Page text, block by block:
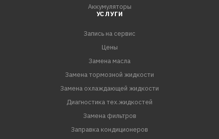
Аккумуляторы
УСЛУГИ
Запись на сервис
Цены
Замена масла
Замена тормозной жидкости
Замена охлаждающей жидкости
Диагностика тех.жидкостей
Замена фильтров
Заправка кондиционеров